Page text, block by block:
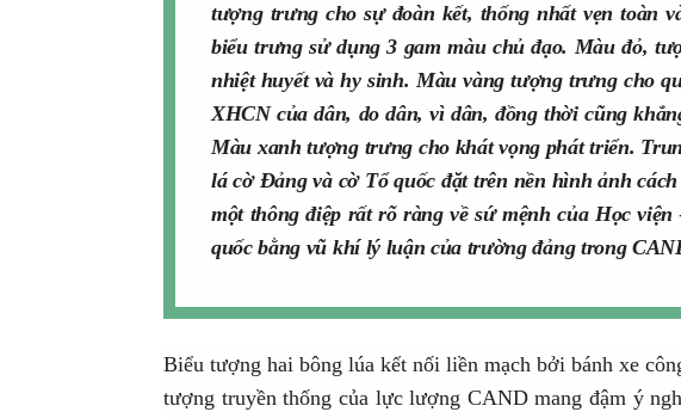
tượng trưng cho sự đoàn kết, thống nhất vẹn toàn
biểu trưng sử dụng 3 gam màu chủ đạo. Màu đỏ,
nhiệt huyết và hy sinh. Màu vàng tượng trưng cho
XHCN của dân, do dân, vì dân, đồng thời cũng
Màu xanh tượng trưng cho khát vọng phát triển.
lá cờ Đảng và cờ Tổ quốc đặt trên nền hình ảnh
một thông điệp rất rõ ràng về sứ mệnh của Học
quốc bằng vũ khí lý luận của trường đảng trong
Biểu tượng hai bông lúa kết nối liền mạch bởi bánh xe
tượng truyền thống của lực lượng CAND mang đậm ý